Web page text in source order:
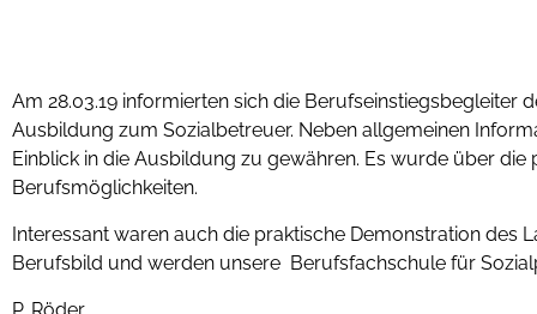
Am 28.03.19 informierten sich die Berufseinstiegsbegleiter
Ausbildung zum Sozialbetreuer. Neben allgemeinen
Einblick in die Ausbildung zu gewähren. Es wurde über
Berufsmöglichkeiten.
Interessant waren auch die praktische Demonstration des
Berufsbild und werden unsere Berufsfachschule für